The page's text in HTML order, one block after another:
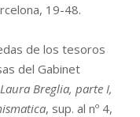
19-48.
de los tesoros
del Gabinet
Breglia, parte I,
, sup. al nº 4,